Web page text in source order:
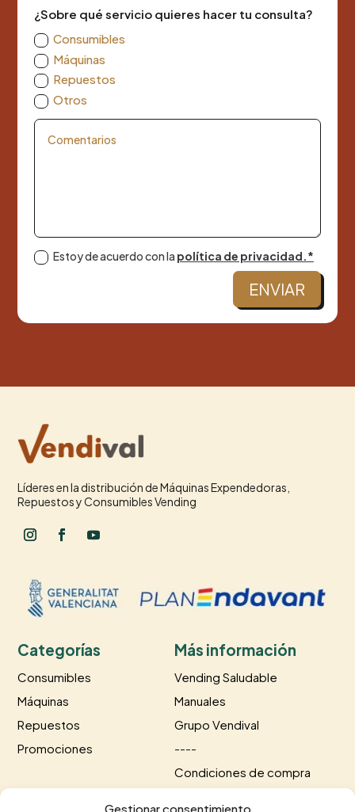
Gestionar consentimiento
¿Sobre qué servicio quieres hacer tu consulta?
Consumibles
Máquinas
Repuestos
Otros
Estoy de acuerdo con la política de privacidad.*
ENVIAR
Líderes en la distribución de Máquinas Expendedoras,
Repuestos y Consumibles Vending
Categorías
Consumibles
Máquinas
Repuestos
Promociones
Más información
Vending Saludable
Manuales
Grupo Vendival
----
Condiciones de compra